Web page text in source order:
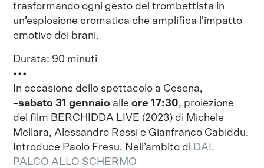
trasformando ogni gesto del trombettista in
un’esplosione cromatica che amplifica l’impatto
emotivo dei brani.
Durata: 90 minuti
•••
In occasione dello spettacolo a Cesena,
–sabato 31 gennaio alle ore 17:30, proiezione
del film BERCHIDDA LIVE (2023) di Michele
Mellara, Alessandro Rossi e Gianfranco Cabiddu.
Introduce Paolo Fresu. Nell’ambito di DAL
PALCO ALLO SCHERMO